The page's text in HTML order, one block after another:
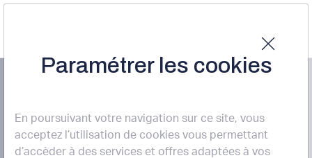
Paramétrer les cookies
En poursuivant votre navigation sur ce site, vous
acceptez l’utilisation de cookies vous permettant
d’accèder à des services et offres adaptées à vos
Le Maréchal
BORDEAUX (33000)